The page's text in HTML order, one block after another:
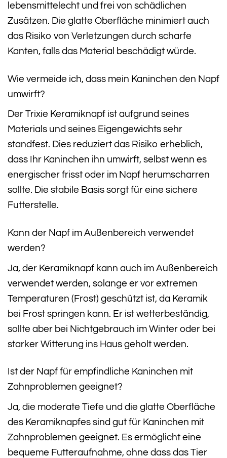
lebensmittelecht und frei von schädlichen
Zusätzen. Die glatte Oberfläche minimiert auch
das Risiko von Verletzungen durch scharfe
Kanten, falls das Material beschädigt würde.
Wie vermeide ich, dass mein Kaninchen den Napf
umwirft?
Der Trixie Keramiknapf ist aufgrund seines
Materials und seines Eigengewichts sehr
standfest. Dies reduziert das Risiko erheblich,
dass Ihr Kaninchen ihn umwirft, selbst wenn es
energischer frisst oder im Napf herumscharren
sollte. Die stabile Basis sorgt für eine sichere
Futterstelle.
Kann der Napf im Außenbereich verwendet
werden?
Ja, der Keramiknapf kann auch im Außenbereich
verwendet werden, solange er vor extremen
Temperaturen (Frost) geschützt ist, da Keramik
bei Frost springen kann. Er ist wetterbeständig,
sollte aber bei Nichtgebrauch im Winter oder bei
starker Witterung ins Haus geholt werden.
Ist der Napf für empfindliche Kaninchen mit
Zahnproblemen geeignet?
Ja, die moderate Tiefe und die glatte Oberfläche
des Keramiknapfes sind gut für Kaninchen mit
Zahnproblemen geeignet. Es ermöglicht eine
bequeme Futteraufnahme, ohne dass das Tier